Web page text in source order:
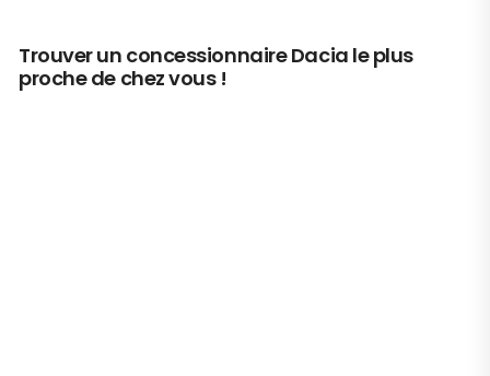
Trouver un concessionnaire Dacia le plus
proche de chez vous !